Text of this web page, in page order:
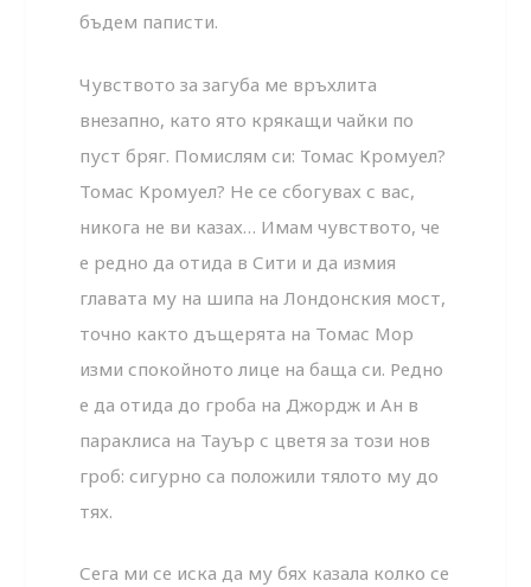
бъдем паписти.
Чувството за загуба ме връхлита
внезапно, като ято крякащи чайки по
пуст бряг. Помислям си: Томас Кромуел?
Томас Кромуел? Не се сбогувах с вас,
никога не ви казах… Имам чувството, че
е редно да отида в Сити и да измия
главата му на шипа на Лондонския мост,
точно както дъщерята на Томас Мор
изми спокойното лице на баща си. Редно
е да отида до гроба на Джордж и Ан в
параклиса на Тауър с цветя за този нов
гроб: сигурно са положили тялото му до
тях.
Сега ми се иска да му бях казала колко се